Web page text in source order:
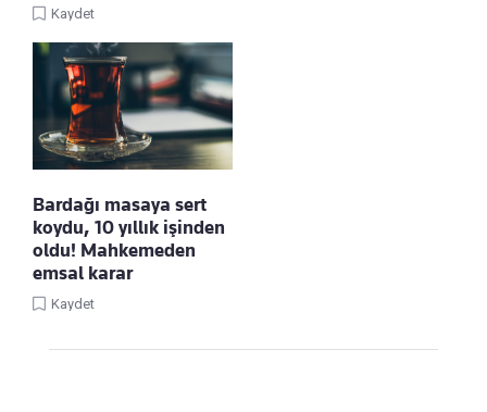
Kaydet
Bardağı masaya sert
koydu, 10 yıllık işinden
oldu! Mahkemeden
emsal karar
Kaydet